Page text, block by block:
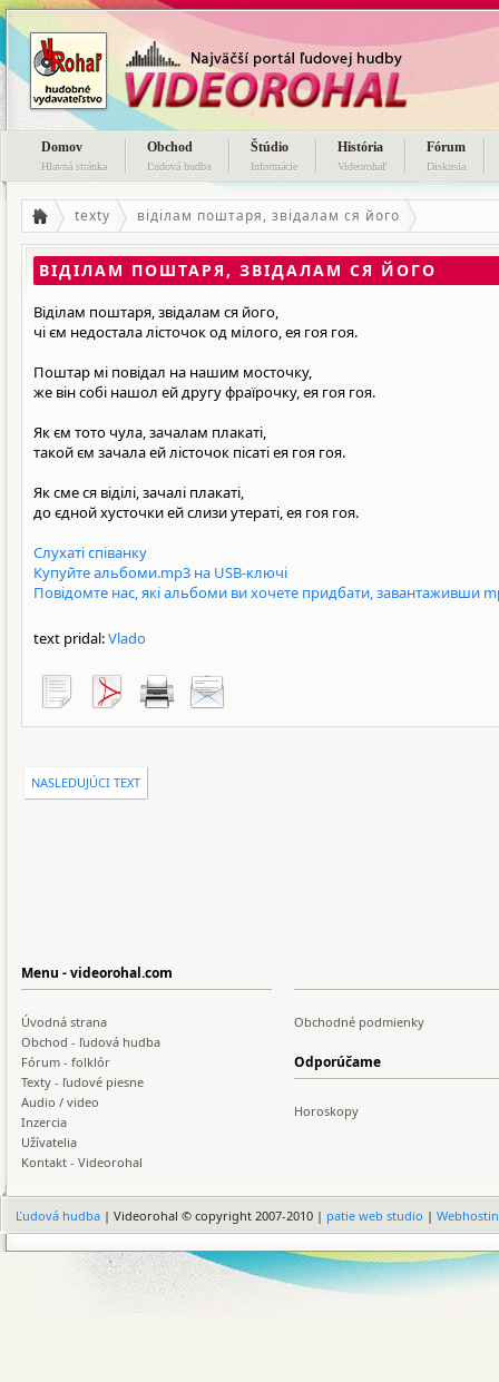
Domov
Hlavná stránka
Obchod
Ľudová hudba
Štúdio
Informácie
História
Videorohaľ
Fórum
Diskusia
texty віділам поштаря, звідалам ся його
ВІДІЛАМ ПОШТАРЯ, ЗВІДАЛАМ СЯ ЙОГО
Віділам поштаря, звідалам ся його,
чі єм недостала лісточок од мілого, ея гоя гоя.
Поштар мі повідал на нашим мосточку,
же він собі нашол ей другу фраїрочку, ея гоя гоя.
Як єм тото чула, зачалам плакаті,
такой єм зачала ей лісточок пісаті ея гоя гоя.
Як сме ся віділі, зачалі плакаті,
до єдной хусточки ей слизи утераті, ея гоя гоя.
Слухаті співанку
Купуйте альбоми.mp3 на USB-ключі
Повідомте нас, які альбоми ви хочете придбати, завантаживши
text pridal:Vlado
NASLEDUJÚCI TEXT
Menu - videorohal.com
Úvodná strana
Obchod - ľudová hudba
Fórum - folklór
Texty - ľudové piesne
Audio / video
Inzercia
Užívatelia
Kontakt - Videorohal
Obchodné podmienky
Odporúčame
Horoskopy
Ľudová hudba | Videorohal © copyright 2007-2010 | patie web studio |